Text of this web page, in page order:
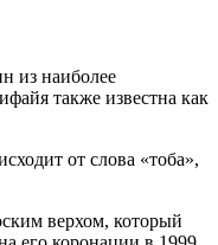
из наиболее
также известна как
от слова «тоба»,
верхом, который